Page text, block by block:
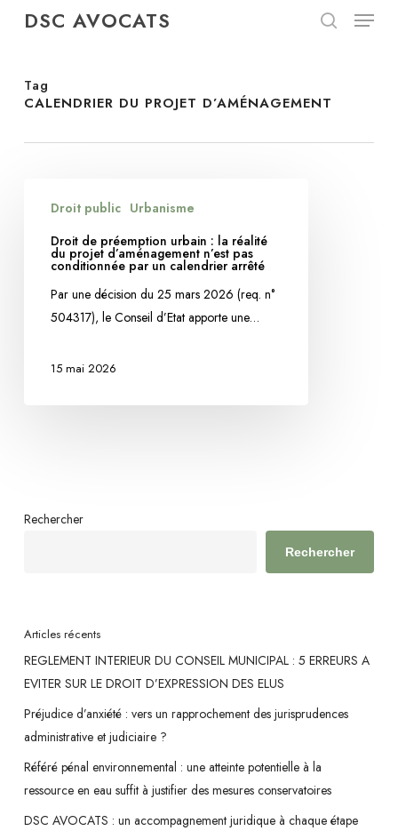
content
DSC AVOCATS Menu
Tag
CALENDRIER DU PROJET D’AMÉNAGEMENT
préemption
urbain
un
Droit public Urbanisme
Droit de préemption urbain : la réalité
du projet d’aménagement n’est pas
conditionnée par un calendrier arrêté
Par une décision du 25 mars 2026 (req. n°
504317), le Conseil d’Etat apporte une…
15 mai 2026
Rechercher
Rechercher
Articles récents
REGLEMENT INTERIEUR DU CONSEIL MUNICIPAL : 5 ERREURS A
EVITER SUR LE DROIT D’EXPRESSION DES ELUS
Préjudice d’anxiété : vers un rapprochement des jurisprudences
administrative et judiciaire ?
Référé pénal environnemental : une atteinte potentielle à la
ressource en eau suffit à justifier des mesures conservatoires
DSC AVOCATS : un accompagnement juridique à chaque étape